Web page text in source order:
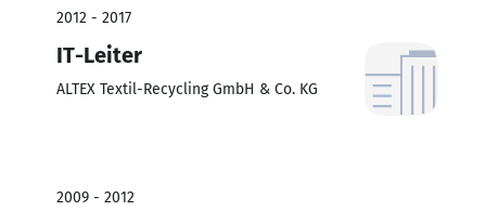
2012 - 2017
IT-Leiter
ALTEX Textil-Recycling GmbH & Co. KG
2009 - 2012